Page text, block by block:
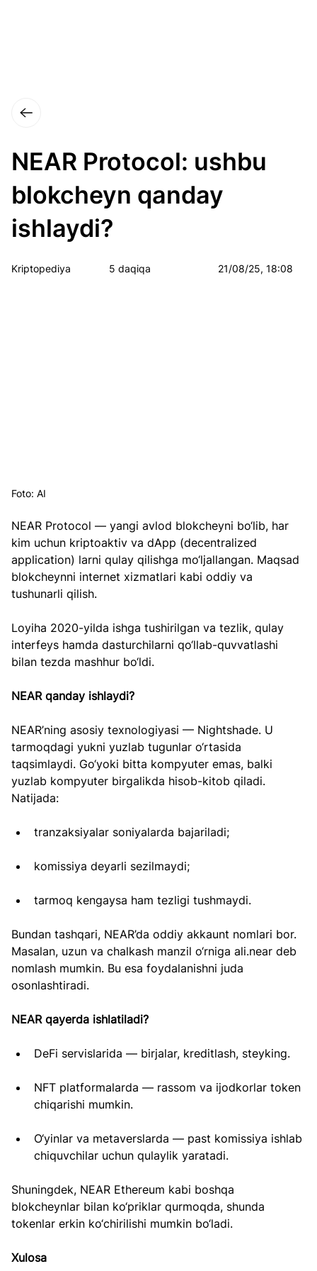
NEAR Protocol: ushbu
blokcheyn qanday
ishlaydi?
Kriptopediya 5 daqiqa 21/08/25, 18:08
Foto: AI
NEAR Protocol — yangi avlod blokcheyni bo‘lib, har
kim uchun kriptoaktiv va dApp (decentralized
application) larni qulay qilishga mo‘ljallangan. Maqsad
blokcheynni internet xizmatlari kabi oddiy va
tushunarli qilish.
Loyiha 2020-yilda ishga tushirilgan va tezlik, qulay
interfeys hamda dasturchilarni qo‘llab-quvvatlashi
bilan tezda mashhur bo‘ldi.
NEAR qanday ishlaydi?
NEAR’ning asosiy texnologiyasi — Nightshade. U
tarmoqdagi yukni yuzlab tugunlar o‘rtasida
taqsimlaydi. Go‘yoki bitta kompyuter emas, balki
yuzlab kompyuter birgalikda hisob-kitob qiladi.
Natijada:
tranzaksiyalar soniyalarda bajariladi;
komissiya deyarli sezilmaydi;
tarmoq kengaysa ham tezligi tushmaydi.
Bundan tashqari, NEAR’da oddiy akkaunt nomlari bor.
Masalan, uzun va chalkash manzil o‘rniga ali.near deb
nomlash mumkin. Bu esa foydalanishni juda
osonlashtiradi.
NEAR qayerda ishlatiladi?
DeFi servislarida — birjalar, kreditlash, steyking.
NFT platformalarda — rassom va ijodkorlar token
chiqarishi mumkin.
O‘yinlar va metaverslarda — past komissiya ishlab
chiquvchilar uchun qulaylik yaratadi.
Shuningdek, NEAR Ethereum kabi boshqa
blokcheynlar bilan ko‘priklar qurmoqda, shunda
tokenlar erkin ko‘chirilishi mumkin bo‘ladi.
Xulosa